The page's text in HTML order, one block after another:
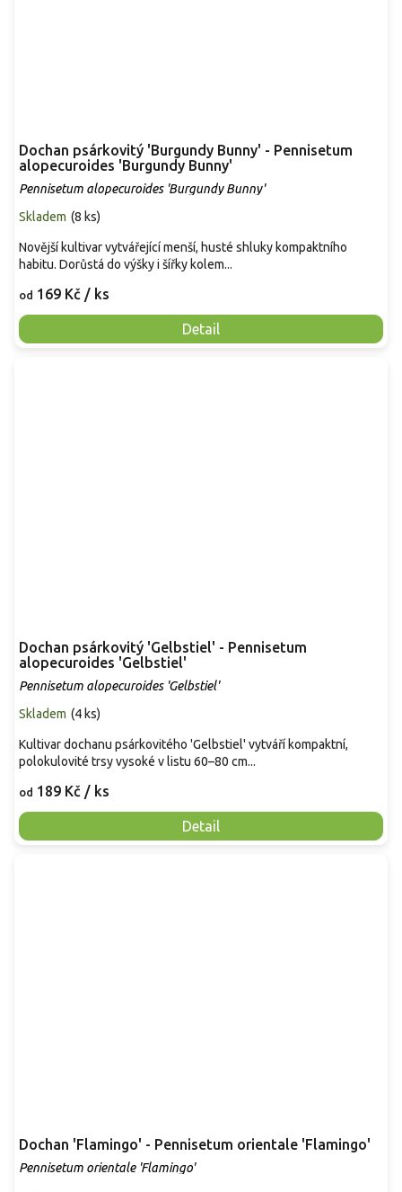
Dochan psárkovitý 'Burgundy Bunny' - Pennisetum
alopecuroides 'Burgundy Bunny'
Pennisetum alopecuroides 'Burgundy Bunny'
Skladem (8 ks)
od 169 Kč / ks
Detail
Novější kultivar vytvářející menší, husté shluky kompaktního
habitu. Dorůstá do výšky i šířky kolem...
Dochan psárkovitý 'Gelbstiel' - Pennisetum
alopecuroides 'Gelbstiel'
Pennisetum alopecuroides 'Gelbstiel'
Skladem (4 ks)
od 189 Kč / ks
Detail
Kultivar dochanu psárkovitého 'Gelbstiel' vytváří kompaktní,
polokulovité trsy vysoké v listu 60–80 cm...
Dochan 'Flamingo' - Pennisetum orientale 'Flamingo'
Pennisetum orientale 'Flamingo'